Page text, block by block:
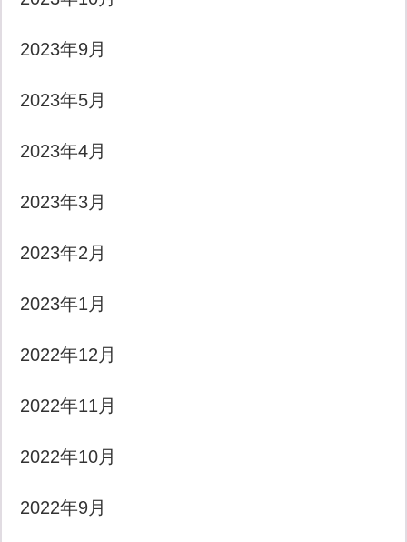
2023年9月
2023年5月
2023年4月
2023年3月
2023年2月
2023年1月
2022年12月
2022年11月
2022年10月
2022年9月